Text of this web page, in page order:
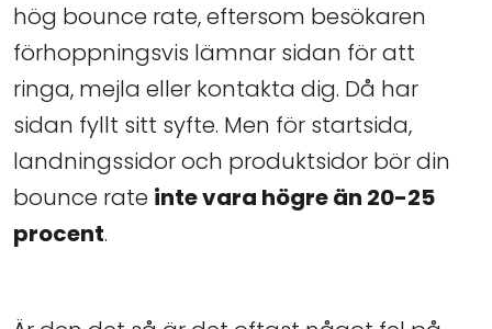
hög bounce rate, eftersom besökaren
förhoppningsvis lämnar sidan för att
ringa, mejla eller kontakta dig. Då har
sidan fyllt sitt syfte. Men för startsida,
landningssidor och produktsidor bör din
bounce rate inte vara högre än 20-25
procent.